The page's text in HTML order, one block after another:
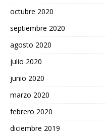
octubre 2020
septiembre 2020
agosto 2020
julio 2020
junio 2020
marzo 2020
febrero 2020
diciembre 2019